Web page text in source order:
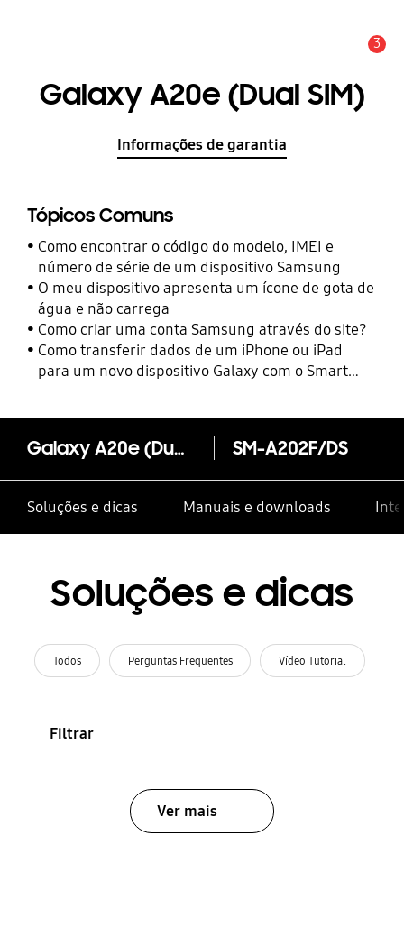
3
Galaxy A20e (Dual SIM)
Informações de garantia
Tópicos Comuns
Como encontrar o código do modelo, IMEI e
número de série de um dispositivo Samsung
O meu dispositivo apresenta um ícone de gota de
água e não carrega
Como criar uma conta Samsung através do site?
Como transferir dados de um iPhone ou iPad
para um novo dispositivo Galaxy com o Smart
Galaxy A20e (Dual SIM) SM-A202F/DS
Soluções e dicas Manuais e downloads
Soluções e dicas
Todos Perguntas Frequentes Vídeo Tutorial
Filtrar
Ver mais